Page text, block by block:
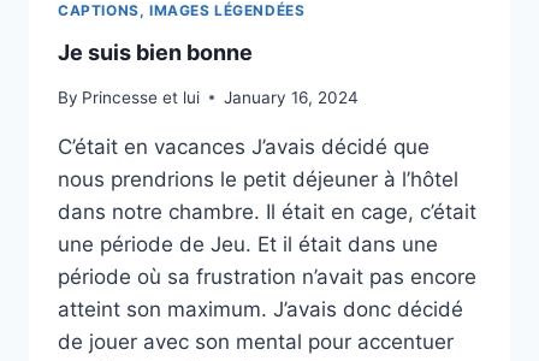
CAPTIONS, IMAGES LÉGENDÉES
Je suis bien bonne
By Princesse et lui January 16, 2024
C’était en vacances J’avais décidé que
nous prendrions le petit déjeuner à l’hôtel
dans notre chambre. Il était en cage, c’était
une période de Jeu. Et il était dans une
période où sa frustration n’avait pas encore
atteint son maximum. J’avais donc décidé
de jouer avec son mental pour accentuer